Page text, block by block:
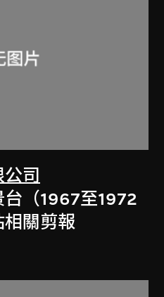
司
（1967至1972
相關剪報